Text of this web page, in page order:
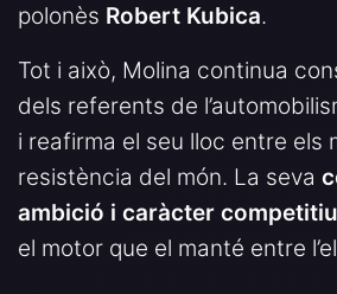
polonès Robert Kubica.
Tot i això, Molina continua
dels referents de
i reafirma el seu lloc entre els
resistència del món. La seva
ambició i caràcter competitiu
el motor que el manté entre